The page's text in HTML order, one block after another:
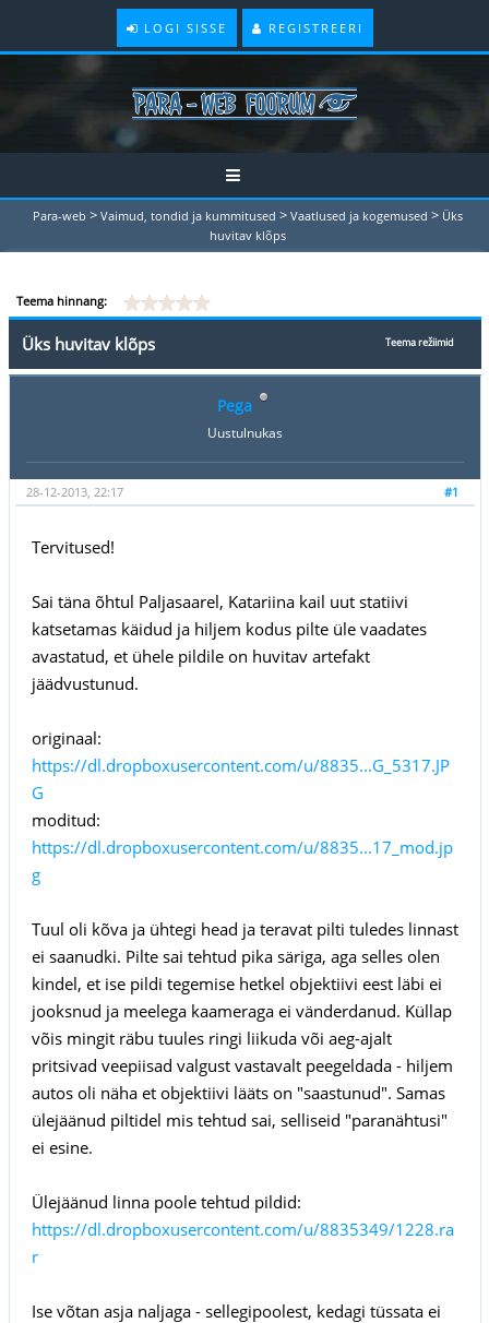
LOGI SISSE REGISTREERI
Para-web > Vaimud, tondid ja kummitused > Vaatlused ja kogemused > Üks
huvitav klõps
Teema hinnang:
Teema režiimid
Üks huvitav klõps
Pega
Uustulnukas
#1
28-12-2013, 22:17
Tervitused!
Sai täna õhtul Paljasaarel, Katariina kail uut statiivi
katsetamas käidud ja hiljem kodus pilte üle vaadates
avastatud, et ühele pildile on huvitav artefakt
jäädvustunud.
originaal:
https://dl.dropboxusercontent.com/u/8835...G_5317.JP
G
moditud:
https://dl.dropboxusercontent.com/u/8835...17_mod.jp
g
Tuul oli kõva ja ühtegi head ja teravat pilti tuledes linnast
ei saanudki. Pilte sai tehtud pika säriga, aga selles olen
kindel, et ise pildi tegemise hetkel objektiivi eest läbi ei
jooksnud ja meelega kaameraga ei vänderdanud. Küllap
võis mingit räbu tuules ringi liikuda või aeg-ajalt
pritsivad veepiisad valgust vastavalt peegeldada - hiljem
autos oli näha et objektiivi lääts on "saastunud". Samas
ülejäänud piltidel mis tehtud sai, selliseid "paranähtusi"
ei esine.
Ülejäänud linna poole tehtud pildid:
https://dl.dropboxusercontent.com/u/8835349/1228.ra
r
Ise võtan asja naljaga - sellegipoolest, kedagi tüssata ei